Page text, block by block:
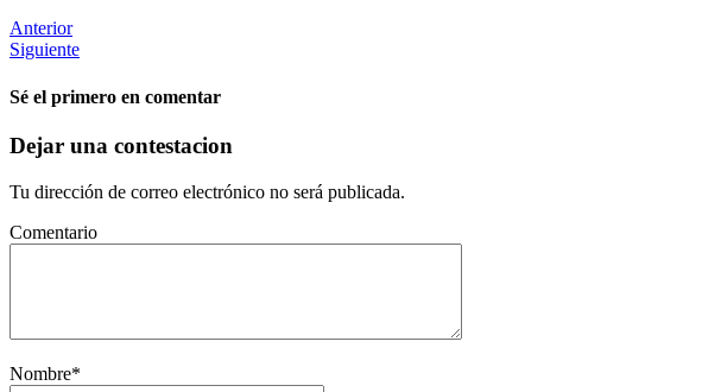
Anterior
Siguiente
Sé el primero en comentar
Dejar una contestacion
Tu dirección de correo electrónico no será publicada.
Comentario
Nombre*